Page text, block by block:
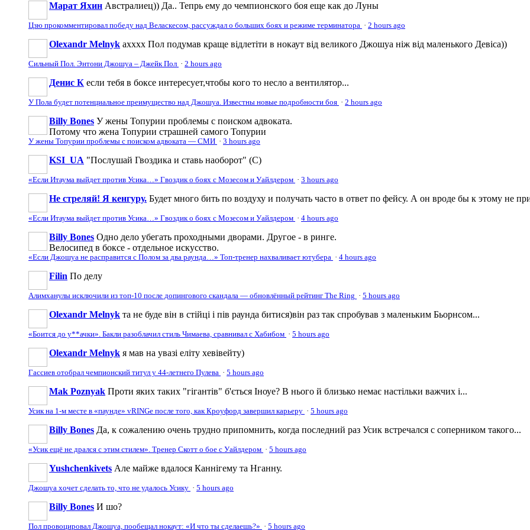
Марат Яхин Австралиец)) Да.. Тепрь ему до чемпионского боя еще как до Луны
Цзю прокомментировал победу над Веласкесом, рассуждал о больших боях и режиме терминатора · 2 hours ago
Olexandr Melnyk ахххх Пол подумав краще відлетіти в нокаут від великого Джошуа ніж від маленького Девіса))
Сильный Пол. Энтони Джошуа – Джейк Пол · 2 hours ago
Денис К если тебя в боксе интересует,чтобы кого то несло а вентилятор...
У Пола будет потенциальное преимущество над Джошуа. Известны новые подробности боя · 2 hours ago
Billy Bones У жены Топурии проблемы с поиском адвоката.
Потому что жена Топурии страшней самого Топурии
У жены Топурии проблемы с поиском адвоката — СМИ · 3 hours ago
KSI_UA "Послушай Гвоздика и ставь наоборот" (С)
«Если Итаума выйдет против Усика…» Гвоздик о боях с Мозесом и Уайлдером · 3 hours ago
Не стреляй! Я кенгуру. Будет много бить по воздуху и получать часто в ответ по фейсу. А он вроде бы к этому не
«Если Итаума выйдет против Усика…» Гвоздик о боях с Мозесом и Уайлдером · 4 hours ago
Billy Bones Одно дело убегать проходными дворами. Другое - в ринге.
Велосипед в боксе - отдельное искусство.
«Если Джошуа не расправится с Полом за два раунда…» Топ-тренер нахваливает ютубера · 4 hours ago
Filin По делу
Алимханулы исключили из топ-10 после допингового скандала — обновлённый рейтинг The Ring · 5 hours ago
Olexandr Melnyk та не буде він в стійці і пів раунда битися)він раз так спробував з маленьким Бьорнсом...
«Боится до у**ачки». Бакли разоблачил стиль Чимаева, сравнивал с Хабибом · 5 hours ago
Olexandr Melnyk я мав на увазі еліту хевівейту)
Гассиев отобрал чемпионский титул у 44-летнего Пулева · 5 hours ago
Mak Poznyak Проти яких таких "гігантів" б'ється Іноуе? В нього й близько немає настільки важчих і...
Усик на 1-м месте в «паунде» vRINGe после того, как Кроуфорд завершил карьеру · 5 hours ago
Billy Bones Да, к сожалению очень трудно припомнить, когда последний раз Усик встречался с соперником такого...
«Усик ещё не дрался с этим стилем». Тренер Скотт о бое с Уайлдером · 5 hours ago
Yushchenkivets Але майже вдалося Каннігему та Нганну.
Джошуа хочет сделать то, что не удалось Усику · 5 hours ago
Billy Bones И шо?
Пол провоцировал Джошуа, пообещал нокаут: «И что ты сделаешь?» · 5 hours ago